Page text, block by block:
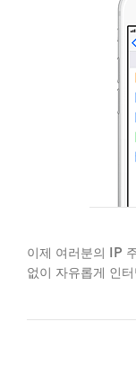
이제 여러분의 IP
없이 자유롭게 인